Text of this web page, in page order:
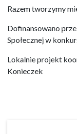
Razem tworzymy
Dofinansowano
Społecznej w
Lokalnie projekt
Konieczek